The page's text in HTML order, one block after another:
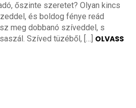
őszinte szeretet? Olyan kincs
és boldog fénye reád
meg dobbanó szíveddel, s
Szíved tüzéből, […] OLVASS